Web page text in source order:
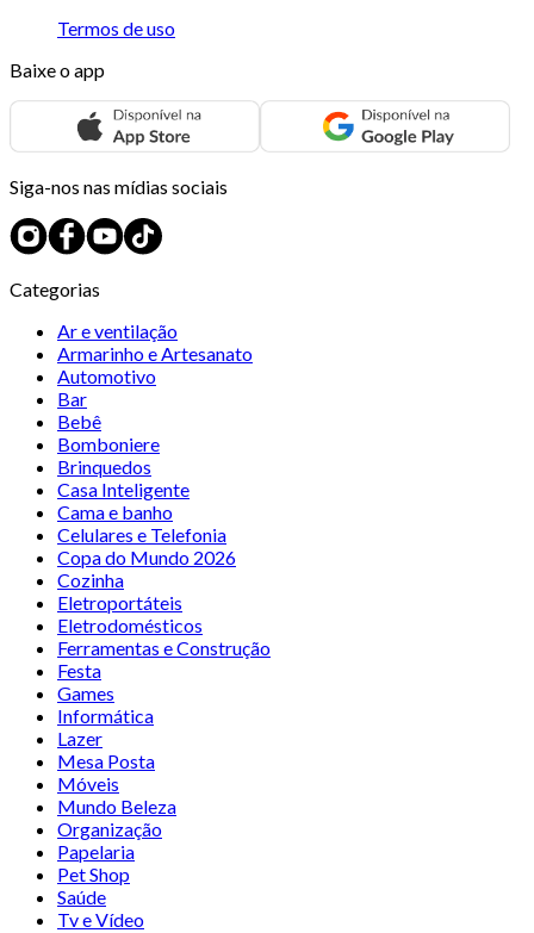
Termos de uso
Baixe o app
Siga-nos nas mídias sociais
Categorias
Ar e ventilação
Armarinho e Artesanato
Automotivo
Bar
Bebê
Bomboniere
Brinquedos
Casa Inteligente
Cama e banho
Celulares e Telefonia
Copa do Mundo 2026
Cozinha
Eletroportáteis
Eletrodomésticos
Ferramentas e Construção
Festa
Games
Informática
Lazer
Mesa Posta
Móveis
Mundo Beleza
Organização
Papelaria
Pet Shop
Saúde
Tv e Vídeo